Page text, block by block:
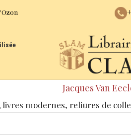
Jacques Van
livres modernes, reliures de